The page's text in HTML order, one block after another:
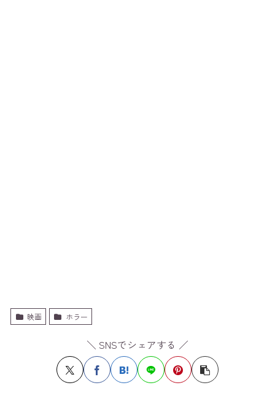
映画 ホラー
＼ SNSでシェアする ／